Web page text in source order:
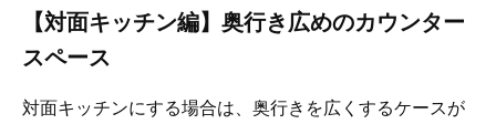
【対面キッチン編】奥行き広めのカウンター
スペース
対面キッチンにする場合は、奥行きを広くするケースが